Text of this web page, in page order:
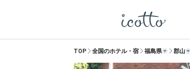
TOP 全国のホテル・宿 福島県 郡山